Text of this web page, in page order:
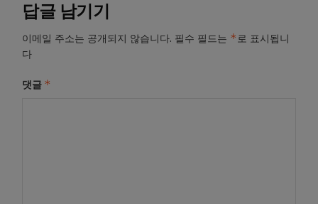
답글 남기기
이메일 주소는 공개되지 않습니다. 필수 필드는 *로 표시됩니
다
댓글 *